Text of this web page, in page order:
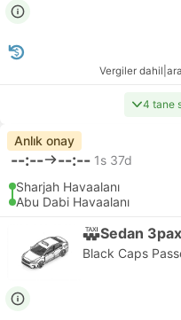
Vergiler dahil
4 tane
Anlık onay
--:-- --:-- 1s 37d
Sharjah Havaalanı
Abu Dabi Havaalanı
Sedan
Black Caps